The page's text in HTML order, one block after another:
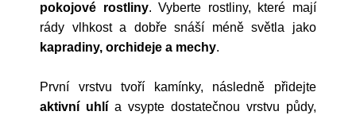
pokojové rostliny. Vyberte rostliny, které mají
rády vlhkost a dobře snáší méně světla jako
kapradiny, orchideje a mechy.
První vrstvu tvoří kamínky, následně přidejte
aktivní uhlí a vsypte dostatečnou vrstvu půdy,